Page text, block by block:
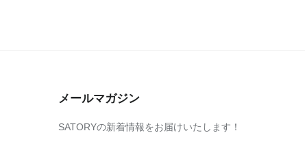
メールマガジン
SATORYの新着情報をお届けいたします！